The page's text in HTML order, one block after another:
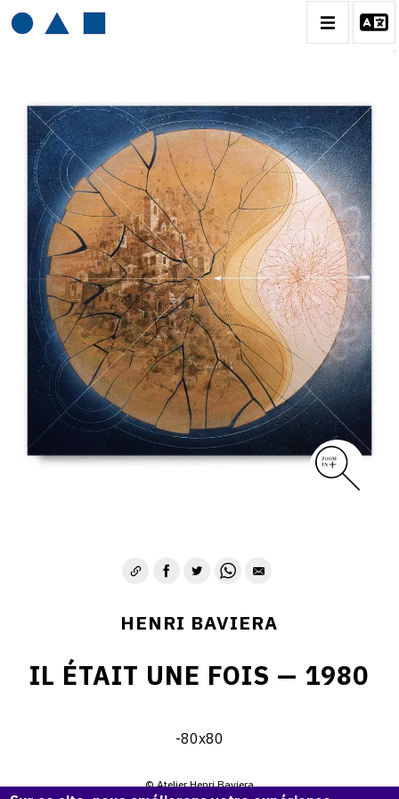
HENRI BAVIERA
BIOGRAPHIE
CATALOGUE DES OEUVRES
TOME 1: PEINTURES ET RELIEFS
TOME 2 : GRAVURES
CONTACT
HENRI BAVIERA
IL ÉTAIT UNE FOIS — 1980
-80x80
© Atelier Henri Baviera